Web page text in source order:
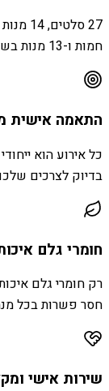
חמות ו-13 מנות בשר עיקריות - כולם בעבודת יד.
התאמה אישית
כל אירוע הוא
בדיוק לצרכים
חומרי גלם
רק חומרי גלם
חסר פשרות בכל
שירות אישי